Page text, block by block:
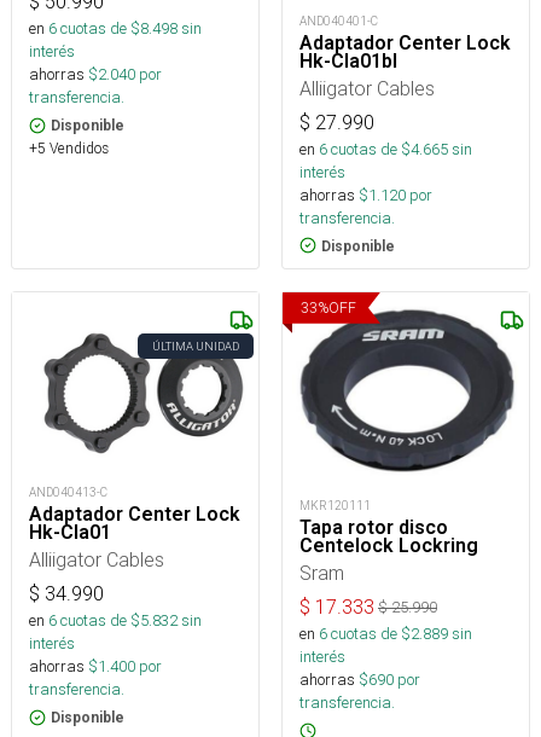
en 6cuotas de $8.498sin
interés
ahorras $2.040 por
transferencia.
Disponible
+5 Vendidos
AND040401-C
Adaptador Center Lock
Hk-Cla01bl
Alliigator Cables
$ 27.990
en 6cuotas de $4.665sin
interés
ahorras $1.120 por
transferencia.
Disponible
ÚLTIMA UNIDAD
AND040413-C
Adaptador Center Lock
Hk-Cla01
Alliigator Cables
$ 34.990
en 6cuotas de $5.832sin
interés
ahorras $1.400 por
transferencia.
Disponible
33%OFF
MKR120111
Tapa rotor disco
Centelock Lockring
Sram
$ 17.333 $25.990
en 6cuotas de $2.889sin
interés
ahorras $690 por
transferencia.